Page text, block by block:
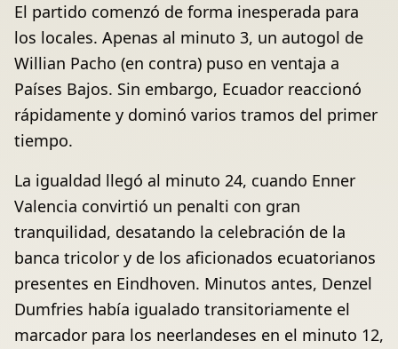
El partido comenzó de forma inesperada para
los locales. Apenas al minuto 3, un autogol de
Willian Pacho (en contra) puso en ventaja a
Países Bajos. Sin embargo, Ecuador reaccionó
rápidamente y dominó varios tramos del primer
tiempo.
La igualdad llegó al minuto 24, cuando Enner
Valencia convirtió un penalti con gran
tranquilidad, desatando la celebración de la
banca tricolor y de los aficionados ecuatorianos
presentes en Eindhoven. Minutos antes, Denzel
Dumfries había igualado transitoriamente el
marcador para los neerlandeses en el minuto 12,